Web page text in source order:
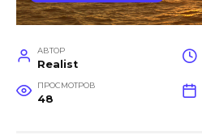
АВТОР
Realist
ПРОСМОТРОВ
48